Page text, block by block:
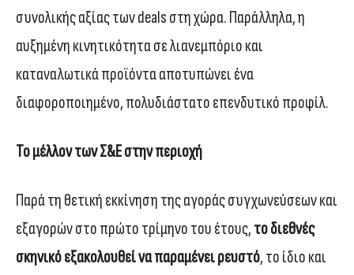
συνολικής αξίας των deals στη χώρα. Παράλληλα, η
αυξημένη κινητικότητα σε λιανεμπόριο και
καταναλωτικά προϊόντα αποτυπώνει ένα
διαφοροποιημένο, πολυδιάστατο επενδυτικό προφίλ.
Το μέλλον των Σ&Ε στην περιοχή
Παρά τη θετική εκκίνηση της αγοράς συγχωνεύσεων και
εξαγορών στο πρώτο τρίμηνο του έτους, το διεθνές
σκηνικό εξακολουθεί να παραμένει ρευστό, το ίδιο και